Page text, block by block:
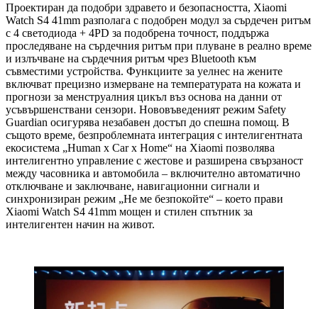
Проектиран да подобри здравето и безопасността, Xiaomi
Watch S4 41mm разполага с подобрен модул за сърдечен ритъм
с 4 светодиода + 4PD за подобрена точност, поддържа
проследяване на сърдечния ритъм при плуване в реално време
и излъчване на сърдечния ритъм чрез Bluetooth към
съвместими устройства. Функциите за уелнес на жените
включват прецизно измерване на температурата на кожата и
прогнози за менструалния цикъл въз основа на данни от
усъвършенствани сензори. Нововъведеният режим Safety
Guardian осигурява незабавен достъп до спешна помощ. В
същото време, безпроблемната интеграция с интелигентната
екосистема „Human x Car x Home“ на Xiaomi позволява
интелигентно управление с жестове и разширена свързаност
между часовника и автомобила – включително автоматично
отключване и заключване, навигационни сигнали и
синхронизиран режим „Не ме безпокойте“ – което прави
Xiaomi Watch S4 41mm мощен и стилен спътник за
интелигентен начин на живот.